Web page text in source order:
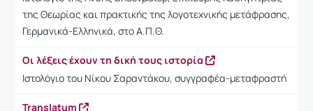
της Θεωρίας και πρακτικής της λογοτεχνικής μετάφρασης,
Γερμανικά-Ελληνικά, στο Α.Π.Θ.
Οι λέξεις έχουν τη δική τους ιστορία
Ιστολόγιο του Νίκου Σαραντάκου, συγγραφέα-μεταφραστή
Translatum